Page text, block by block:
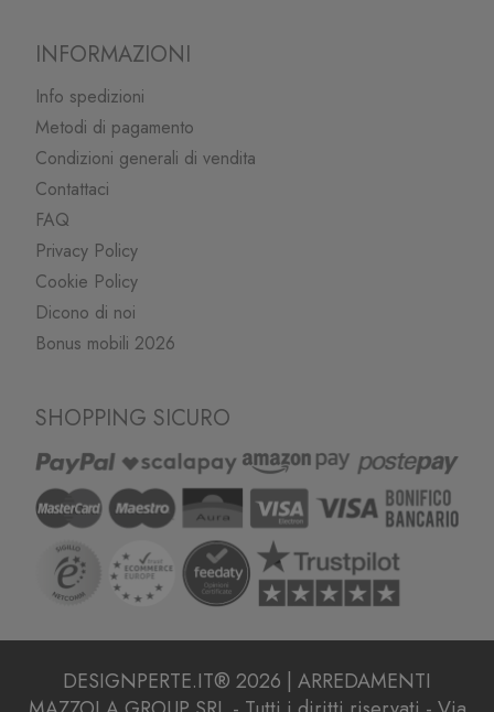
INFORMAZIONI
Info spedizioni
Metodi di pagamento
Condizioni generali di vendita
Contattaci
FAQ
Privacy Policy
Cookie Policy
Dicono di noi
Bonus mobili 2026
SHOPPING SICURO
DESIGNPERTE.IT® 2026 | ARREDAMENTI